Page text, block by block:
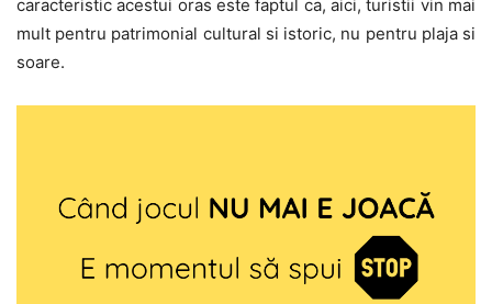
caracteristic acestui oras este faptul ca, aici, turistii vin mai
mult pentru patrimonial cultural si istoric, nu pentru plaja si
soare.